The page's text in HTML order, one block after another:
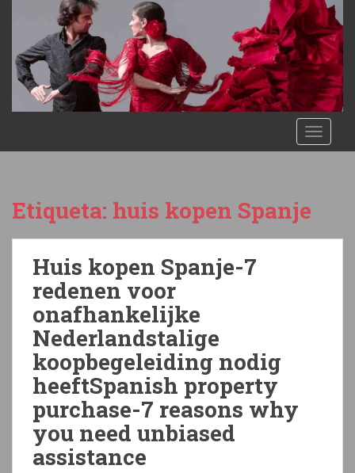
i
Etiqueta: huis kopen Spanje
Huis kopen Spanje-7
redenen voor
onafhankelijke
Nederlandstalige
koopbegeleiding nodig
heeftSpanish property
purchase-7 reasons why
you need unbiased
assistance